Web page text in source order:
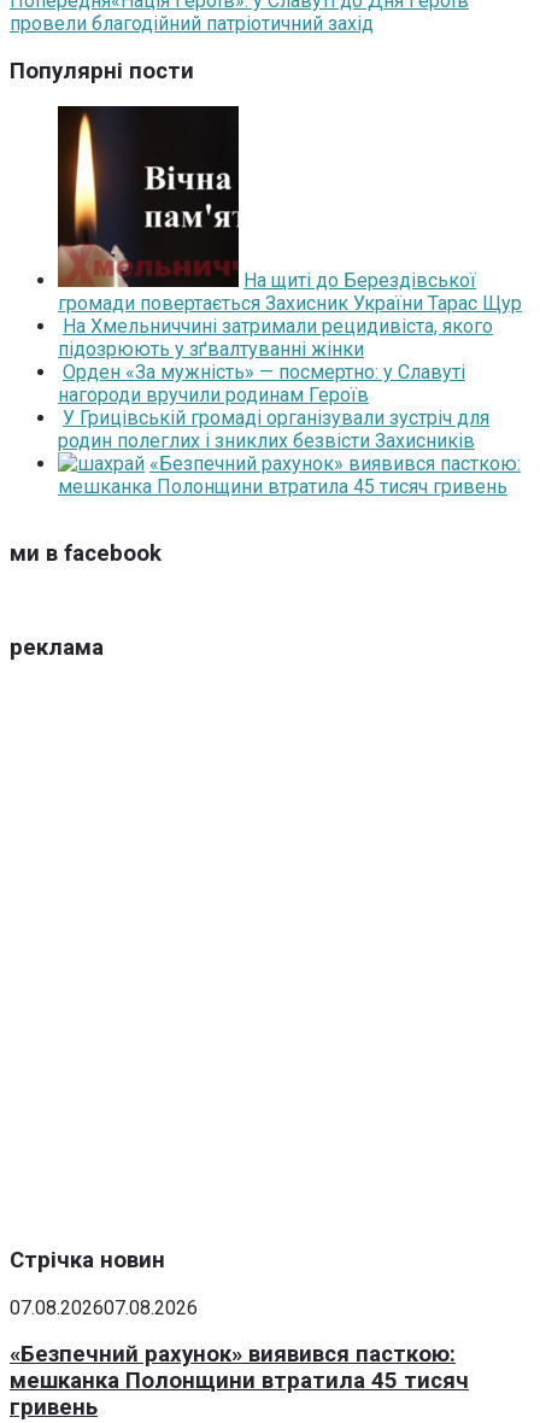
провели благодійний патріотичний захід
Популярні пости
На щиті до Берездівської
громади повертається Захисник України Тарас Щур
На Хмельниччині затримали рецидивіста, якого
підозрюють у зґвалтуванні жінки
Орден «За мужність» — посмертно: у Славуті
нагороди вручили родинам Героїв
У Грицівській громаді організували зустріч для
родин полеглих і зниклих безвісти Захисників
«Безпечний рахунок» виявився пасткою:
мешканка Полонщини втратила 45 тисяч гривень
ми в facebook
реклама
Стрічка новин
07.08.202607.08.2026
«Безпечний рахунок» виявився пасткою:
мешканка Полонщини втратила 45 тисяч
гривень